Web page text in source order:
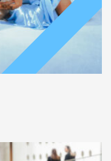
LA VENTA